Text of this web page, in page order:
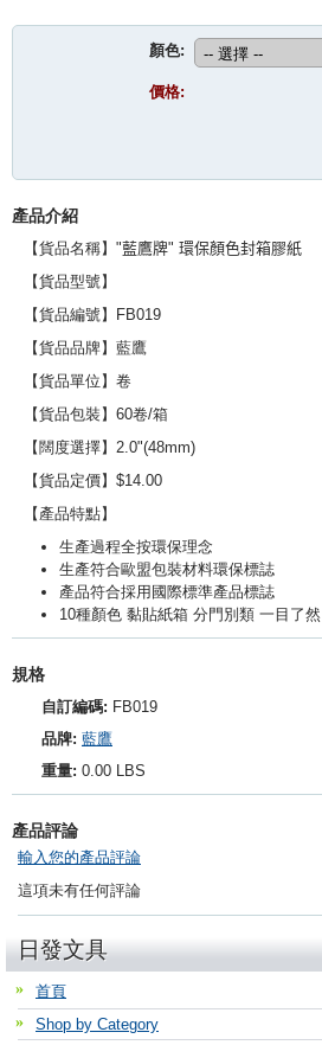
顏色:
價格:
產品介紹
【貨品名稱】 "藍鷹牌" 環保顏色封箱膠紙
【貨品型號】
【貨品編號】FB019
【貨品品牌】藍鷹
【貨品單位】卷
【貨品包裝】60卷/箱
【闊度選擇】2.0"(48mm)
【貨品定價】$14.00
【產品特點】
生產過程全按環保理念
生產符合歐盟包裝材料環保標誌
產品符合採用國際標準產品標誌
10種顏色 黏貼紙箱 分門別類 一目了然
規格
自訂編碼: FB019
品牌: 藍鷹
重量: 0.00 LBS
產品評論
輸入您的產品評論
這項未有任何評論
日發文具
首頁
Shop by Category